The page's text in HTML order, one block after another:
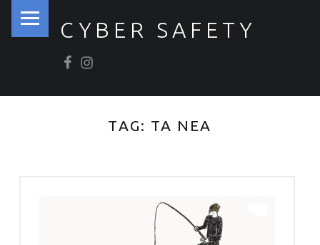
CYBER SAFETY
Ασφάλεια στον Κυβερνοχώρο
TAG: ΤΑ ΝΕΑ